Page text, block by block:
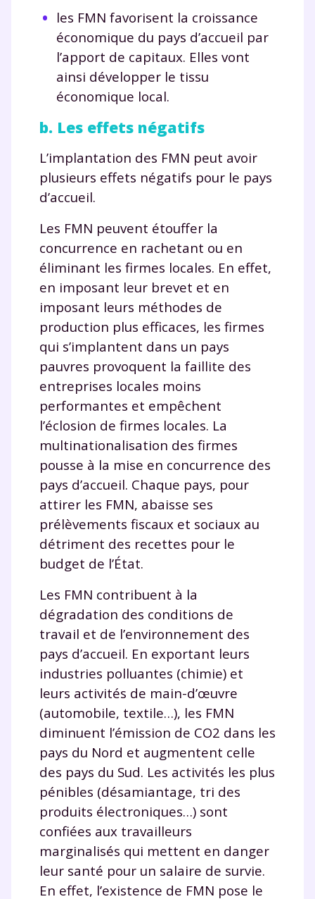
les FMN favorisent la croissance
économique du pays d’accueil par
l’apport de capitaux. Elles vont
ainsi développer le tissu
économique local.
b. Les effets négatifs
L’implantation des FMN peut avoir
plusieurs effets négatifs pour le pays
d’accueil.
Les FMN peuvent étouffer la
concurrence en rachetant ou en
éliminant les firmes locales. En effet,
en imposant leur brevet et en
imposant leurs méthodes de
production plus efficaces, les firmes
qui s’implantent dans un pays
pauvres provoquent la faillite des
entreprises locales moins
performantes et empêchent
l’éclosion de firmes locales. La
multinationalisation des firmes
pousse à la mise en concurrence des
pays d’accueil. Chaque pays, pour
attirer les FMN, abaisse ses
prélèvements fiscaux et sociaux au
détriment des recettes pour le
budget de l’État.
Les FMN contribuent à la
dégradation des conditions de
travail et de l’environnement des
pays d’accueil. En exportant leurs
industries polluantes (chimie) et
leurs activités de main-d’œuvre
(automobile, textile…), les FMN
diminuent l’émission de CO2 dans les
pays du Nord et augmentent celle
des pays du Sud. Les activités les plus
pénibles (désamiantage, tri des
produits électroniques…) sont
confiées aux travailleurs
marginalisés qui mettent en danger
leur santé pour un salaire de survie.
En effet, l’existence de FMN pose le